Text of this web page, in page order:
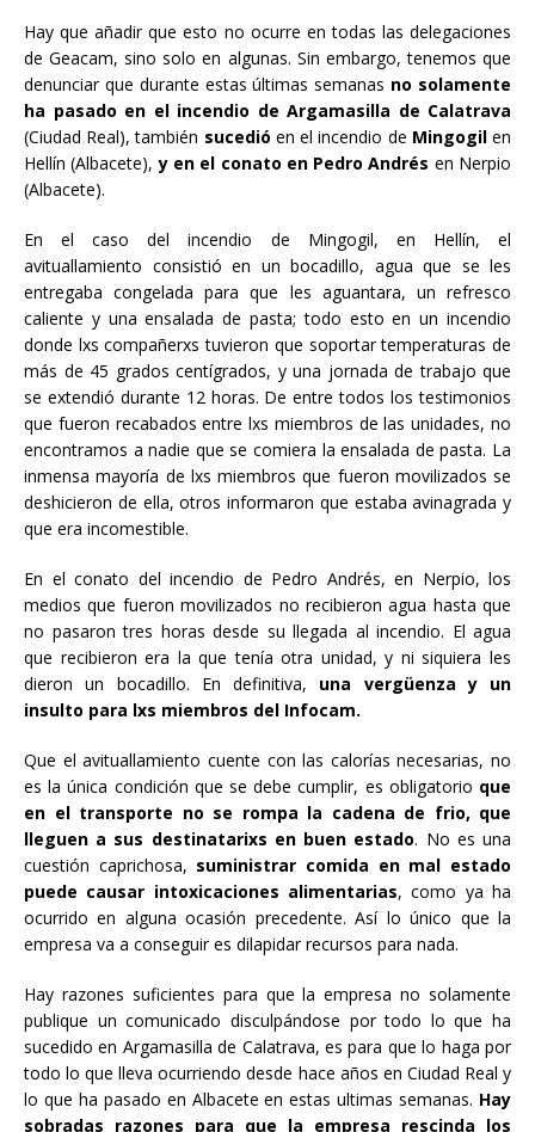
Hay que añadir que esto no ocurre en todas las delegaciones
de Geacam, sino solo en algunas. Sin embargo, tenemos que
denunciar que durante estas últimas semanas no solamente
ha pasado en el incendio de Argamasilla de Calatrava
(Ciudad Real), también sucedió en el incendio de Mingogilen
Hellín (Albacete),y en el conato en Pedro Andrés en Nerpio
(Albacete).
En el caso del incendio de Mingogil, en Hellín, el
avituallamiento consistió en un bocadillo, agua que se les
entregaba congelada para que les aguantara, un refresco
caliente y una ensalada de pasta; todo esto en un incendio
donde lxs compañerxs tuvieron que soportar temperaturas de
más de 45 grados centígrados, y una jornada de trabajo que
se extendió durante 12 horas. De entre todos los testimonios
que fueron recabados entre lxs miembros de las unidades, no
encontramos a nadie que se comiera la ensalada de pasta. La
inmensa mayoría de lxs miembros que fueron movilizados se
deshicieron de ella, otros informaron que estaba avinagrada y
que era incomestible.
En el conato del incendio de Pedro Andrés, en Nerpio, los
medios que fueron movilizados no recibieron agua hasta que
no pasaron tres horas desde su llegada al incendio. El agua
que recibieron era la que tenía otra unidad, y ni siquiera les
dieron un bocadillo. En definitiva, una vergüenza y un
insulto para lxs miembros del Infocam.
Que el avituallamiento cuente con las calorías necesarias, no
es la única condición que se debe cumplir, es obligatorio que
en el transporte no se rompa la cadena de frio, que
lleguen a sus destinatarixs en buen estado. No es una
cuestión caprichosa, suministrar comida en mal estado
puede causar intoxicaciones alimentarias, como ya ha
ocurrido en alguna ocasión precedente. Así lo único que la
empresa va a conseguir es dilapidar recursos para nada.
Hay razones suficientes para que la empresa no solamente
publique un comunicado disculpándose por todo lo que ha
sucedido en Argamasilla de Calatrava, es para que lo haga por
todo lo que lleva ocurriendo desde hace años en Ciudad Real y
lo que ha pasado en Albacete en estas ultimas semanas. Hay
sobradas razones para que la empresa rescinda los